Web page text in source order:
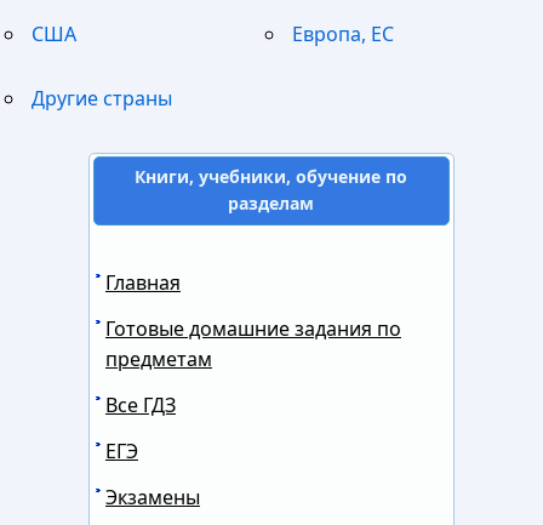
США Европа, ЕС
Другие страны
Книги, учебники, обучение по
разделам
Главная
Готовые домашние задания по
предметам
Все ГДЗ
ЕГЭ
Экзамены